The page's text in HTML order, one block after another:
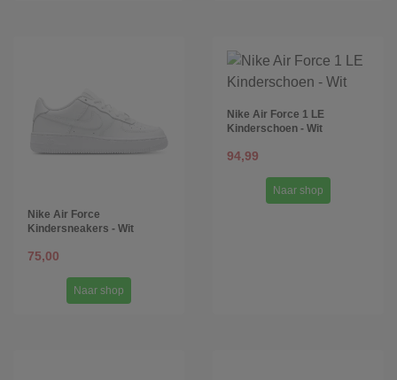
Nike Air Force
Kindersneakers - Wit
75,00
Naar shop
Nike Air Force 1 LE
Kinderschoen - Wit
94,99
Naar shop